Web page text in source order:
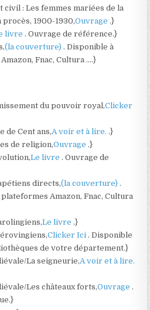
civil : Les femmes mariées de la
1900-1930,Ouvrage.}
livre. Ouvrage de référence.}
(la couverture). Disponible à
Fnac, Cultura ….}
du pouvoir royal,Clicker
de Cent ans,A voir et à lire..}
de religion,Ouvrage.}
Le livre. Ouvrage de
directs,(la couverture).
Amazon, Fnac, Cultura
Le livre.}
Clicker Ici. Disponible
de votre département.}
La seigneurie,A voir et à lire.
Les châteaux forts,Ouvrage.